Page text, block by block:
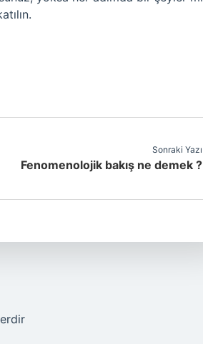
Sonraki Yazı
Fenomenolojik bakış ne demek ?